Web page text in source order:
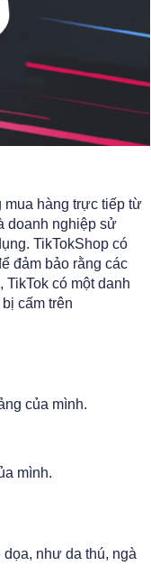
mua hàng trực tiếp từ
doanh nghiệp sử
TikTokShop có
đảm bảo rằng các
có một danh
cấm trên
của mình.
mình.
như da thú, ngà